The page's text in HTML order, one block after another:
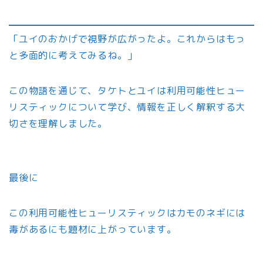
「ユイのおかげで視野が広がったよ。これからはもっ
と多面的に考えてみるね。」
この物語を通じて、タケトとユイは利用可能性ヒュー
リスティックについて学び、情報を正しく解釈する大
切さを理解しました。
最後に
この利用可能性ヒューリスティックはカモのネギには
毒があるにも題材に上がっています。